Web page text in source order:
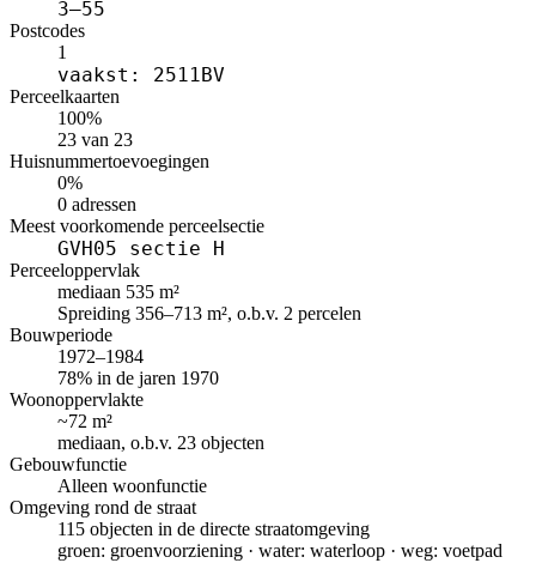
3–55
Postcodes
1
vaakst: 2511BV
Perceelkaarten
100%
23 van 23
Huisnummertoevoegingen
0%
0 adressen
Meest voorkomende perceelsectie
GVH05 sectie H
Perceeloppervlak
mediaan 535 m²
Spreiding 356–713 m², o.b.v. 2 percelen
Bouwperiode
1972–1984
78% in de jaren 1970
Woonoppervlakte
~72 m²
mediaan, o.b.v. 23 objecten
Gebouwfunctie
Alleen woonfunctie
Omgeving rond de straat
115 objecten in de directe straatomgeving
groen: groenvoorziening · water: waterloop · weg: voetpad